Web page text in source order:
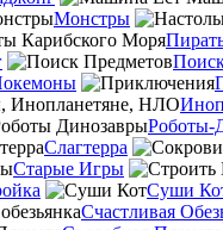
Монстры
Роботы-
Слагтерра
Старые Игры
Суши
Счастливая